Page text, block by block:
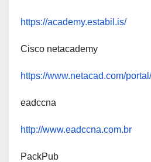
https://academy.estabil.is/
Cisco netacademy
https://www.netacad.com/
eadccna
http://www.eadccna.com.br
PackPub